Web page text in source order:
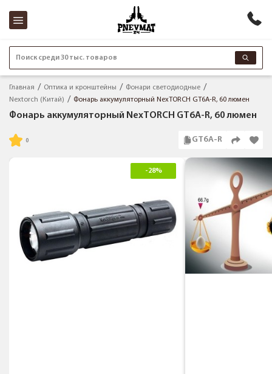
Поиск среди 30 тыс. товаров
Главная Оптика и кронштейны
Фонари светодиодные
Nextorch (Китай)
Фонарь аккумуляторный NexTORCH GT6A-R, 60 люмен
Фонарь аккумуляторный NexTORCH GT6A-R, 60 люмен
GT6A-R
-28%